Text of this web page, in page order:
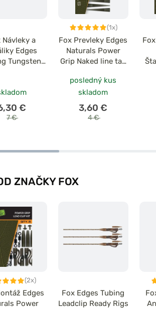
Návleky a
Edges
Tungsten
€
7 €
(1x)
Fox Prevleky Edges
Naturals Power
Grip Naked line tail
10
posledný kus
skladom
3,60 €
4 €
ZNAČKY FOX
(2x)
Edges
Power
Fox Edges Tubing
Leadclip Ready Rigs